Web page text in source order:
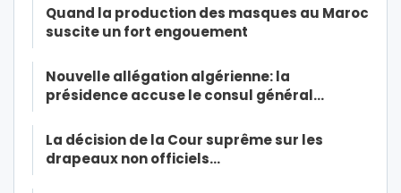
Quand la production des masques au Maroc
suscite un fort engouement
Nouvelle allégation algérienne: la
présidence accuse le consul général…
La décision de la Cour suprême sur les
drapeaux non officiels…